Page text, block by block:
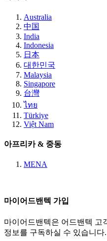
Australia
中国
India
Indonesia
日本
대한민국
Malaysia
Singapore
台灣
ไทย
Türkiye
Việt Nam
아프리카 & 중동
MENA
마이어드밴텍 가입
마이어드밴텍은 어드밴텍 고
정보를 구독하실 수 있습니다.